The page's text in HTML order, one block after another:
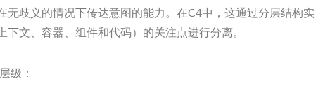
无歧义的情况下传达意图的能力。在C4中，这通过分层结构实
下文、容器、组件和代码）的关注点进行分离。
级：